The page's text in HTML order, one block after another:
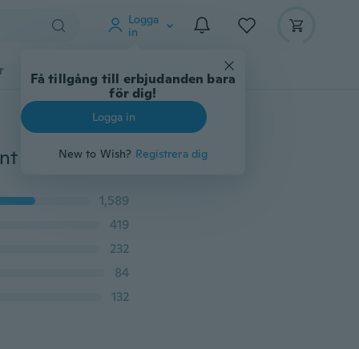
Logga
in
Få tillgång till erbjudanden bara
för dig!
Logga in
New to Wish? Registrera dig
Djurtillbehör Teknikprylar Mer
16/12/6 Stk Heminredning Hållare & Rackar Transparent Non Trace Hook Partihandel Stark krok för kök Badrum
1,589
419
232
84
132